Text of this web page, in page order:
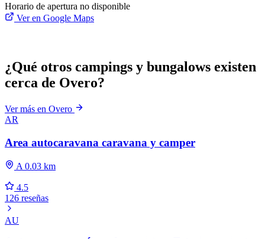
Horario de apertura no disponible
Ver en Google Maps
¿Qué otros campings y bungalows existen
cerca de Overo?
Ver más en Overo
AR
Area autocaravana caravana y camper
A 0.03 km
4.5
126 reseñas
AU